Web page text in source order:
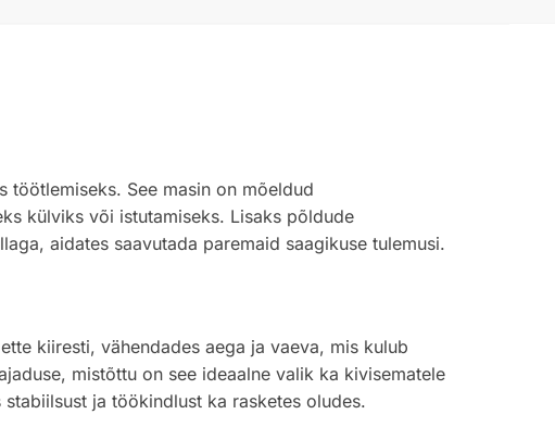
See masin on mõeldud
külviks või istutamiseks. Lisaks põldude
aidates saavutada paremaid saagikuse tulemusi.
kiiresti, vähendades aega ja vaeva, mis kulub
mistõttu on see ideaalne valik ka kivisematele
ja töökindlust ka rasketes oludes.